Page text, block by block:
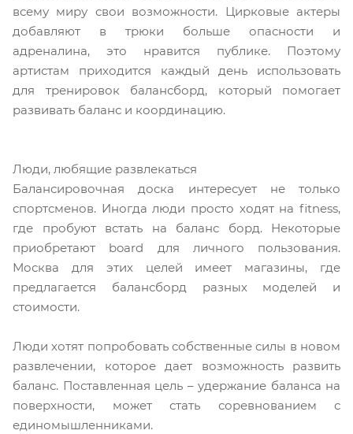
всему миру свои возможности. Цирковые актеры
добавляют в трюки больше опасности и
адреналина, это нравится публике. Поэтому
артистам приходится каждый день использовать
для тренировок балансборд, который помогает
развивать баланс и координацию.
Люди, любящие развлекаться
Балансировочная доска интересует не только
спортсменов. Иногда люди просто ходят на fitness,
где пробуют встать на баланс борд. Некоторые
приобретают board для личного пользования.
Москва для этих целей имеет магазины, где
предлагается балансборд разных моделей и
стоимости.
Люди хотят попробовать собственные силы в новом
развлечении, которое дает возможность развить
баланс. Поставленная цель – удержание баланса на
поверхности, может стать соревнованием с
единомышленниками.